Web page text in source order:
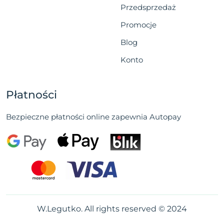
Przedsprzedaż
Promocje
Blog
Konto
Płatności
Bezpieczne płatności online zapewnia Autopay
W.Legutko. All rights reserved © 2024